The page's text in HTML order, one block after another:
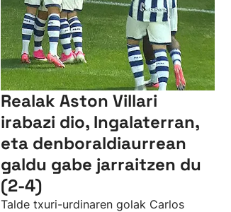
Realak Aston Villari
irabazi dio, Ingalaterran,
eta denboraldiaurrean
galdu gabe jarraitzen du
(2-4)
Talde txuri-urdinaren golak Carlos